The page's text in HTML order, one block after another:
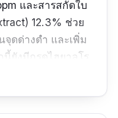
และสารสกัดใบ
12.3% ช่วย
จุดด่างดำ และเพิ่ม
ยังมีกรดไฮยาลูโร
ความชุ่มชื้น